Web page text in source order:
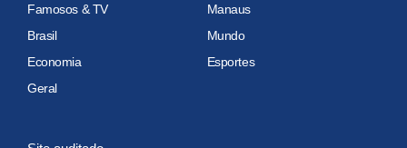
Famosos & TV
Manaus
Brasil
Mundo
Economia
Esportes
Geral